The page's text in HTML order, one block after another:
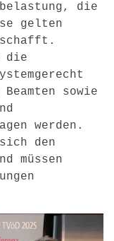
die
gelten
die
sowie
werden.
den
müssen